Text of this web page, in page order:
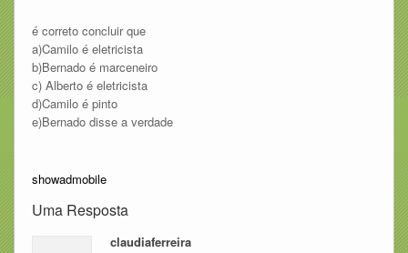
é correto concluir que
a)Camilo é eletricista
b)Bernado é marceneiro
c) Alberto é eletricista
d)Camilo é pinto
e)Bernado disse a verdade
showadmobile
Uma Resposta
claudiaferreira